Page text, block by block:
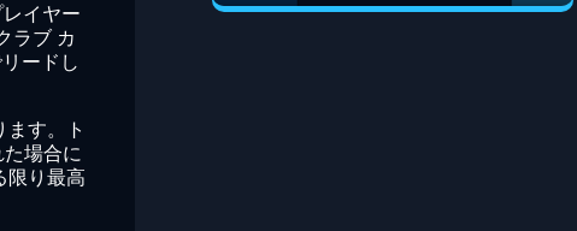
イヤー
ラブ カ
ードし
す。ト
場合に
限り最高